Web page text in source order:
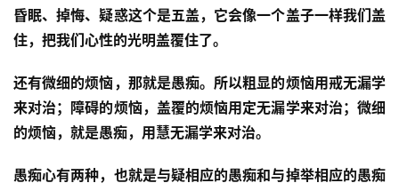
昏眠、掉悔、疑惑这个是五盖，它会像一个盖子一样我们盖
住，把我们心性的光明盖覆住了。
还有微细的烦恼，那就是愚痴。所以粗显的烦恼用戒无漏学
来对治；障碍的烦恼，盖覆的烦恼用定无漏学来对治；微细
的烦恼，就是愚痴，用慧无漏学来对治。
愚痴心有两种，也就是与疑相应的愚痴和与掉举相应的愚痴